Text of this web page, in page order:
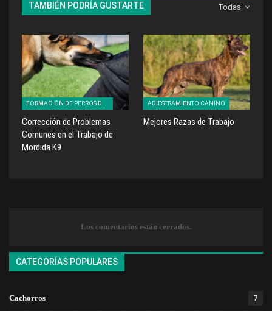
Todas
TAMBIÉN PODRÍA GUSTARTE
Corrección de Problemas
Comunes en el Trabajo de
Mordida K9
ADIESTRAMIENTO CANINO
Mejores Razas de Trabajo
Los comentarios están cerrados.
CATEGORÍAS POPULARES
Cachorros 7